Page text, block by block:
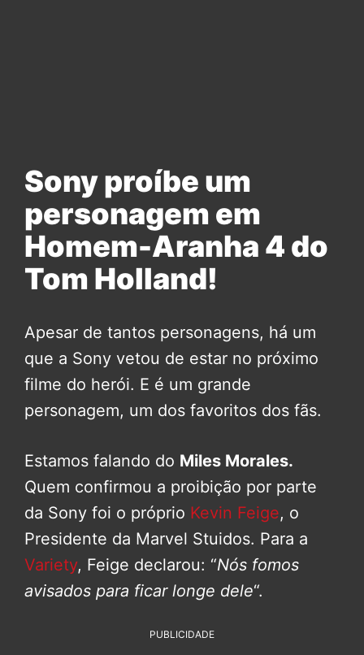
Sony proíbe um
personagem em
Homem-Aranha 4 do
Tom Holland!
Apesar de tantos personagens, há um
que a Sony vetou de estar no próximo
filme do herói. E é um grande
personagem, um dos favoritos dos fãs.
Estamos falando do Miles Morales.
Quem confirmou a proibição por parte
da Sony foi o próprio Kevin Feige, o
Presidente da Marvel Stuidos. Para a
Variety, Feige declarou: “Nós fomos
avisados para ficar longe dele“.
PUBLICIDADE